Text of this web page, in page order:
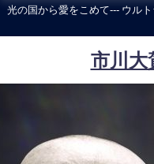
光の国から愛をこめて--- ウル
市川大